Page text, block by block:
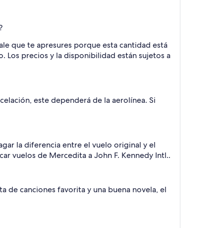
que te apresures porque esta cantidad está
Los precios y la disponibilidad están sujetos a
este dependerá de la aerolínea. Si
la diferencia entre el vuelo original y el
vuelos de Mercedita a John F. Kennedy Intl..
de canciones favorita y una buena novela, el